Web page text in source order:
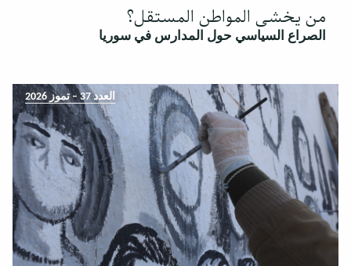
من يخشى المواطن المستقل؟
الصراع السياسي حول المدارس في سوريا
العدد 37 – تموز 2026